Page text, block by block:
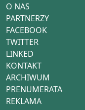
O NAS
PARTNERZY
FACEBOOK
TWITTER
LINKED
KONTAKT
ARCHIWUM
PRENUMERATA
REKLAMA